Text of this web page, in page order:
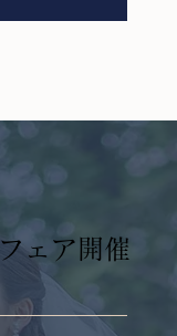
ェア開催